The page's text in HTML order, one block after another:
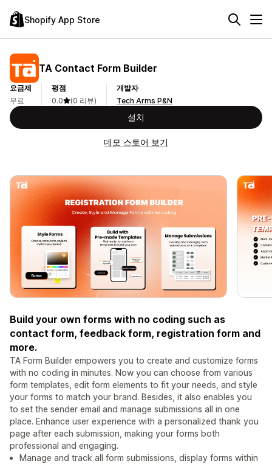
Shopify App Store
TA Contact Form Builder
요금제
무료
평점
0.0
(0 리뷰)
개발자
Tech Arms P&N
설치
데모 스토어 보기
Build your own forms with no coding such as
contact form, feedback form, registration form and
more.
TA Form Builder empowers you to create and customize forms
with no coding in minutes. Now you can choose from various
form templates, edit form elements to fit your needs, and style
your forms to match your brand. Besides, it also enables you
to set the sender email and manage submissions all in one
place. Enhance user experience with a personalized thank you
page after each submission, making your forms both
professional and engaging.
Manage and track all form submissions, display forms within